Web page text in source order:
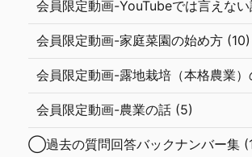
会員限定動画-YouTubeでは言えな
会員限定動画-家庭菜園の始め方 (10)
会員限定動画-露地栽培（本格農業）
会員限定動画-農業の話 (5)
◯過去の質問回答バックナンバー集